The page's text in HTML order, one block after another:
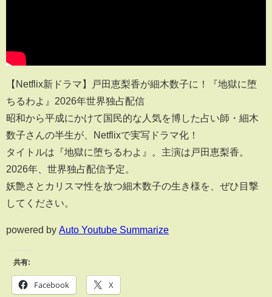
【Netflix新ドラマ】戸田恵梨香が細木数子に！『地獄に堕
ちるわよ』2026年世界独占配信
昭和から平成にかけて国民的な人気を博した占い師・細木
数子さんの半生が、Netflixで実写ドラマ化！
タイトルは『地獄に堕ちるわよ』。主演は戸田恵梨香。
2026年、世界独占配信予定。
妖艶さとカリスマ性を放つ細木数子の生き様を、ぜひ目撃
してください。
powered by Auto Youtube Summarize
共有:
Facebook X